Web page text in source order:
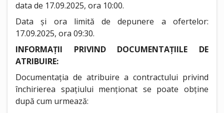
data de 17.09.2025, ora 10:00.
Data și ora limită de depunere a ofertelor:
17.09.2025, ora 09:30.
INFORMAȚII PRIVIND DOCUMENTAȚIILE DE
ATRIBUIRE:
Documentația de atribuire a contractului privind
închirierea spațiului menționat se poate obține
după cum urmează: